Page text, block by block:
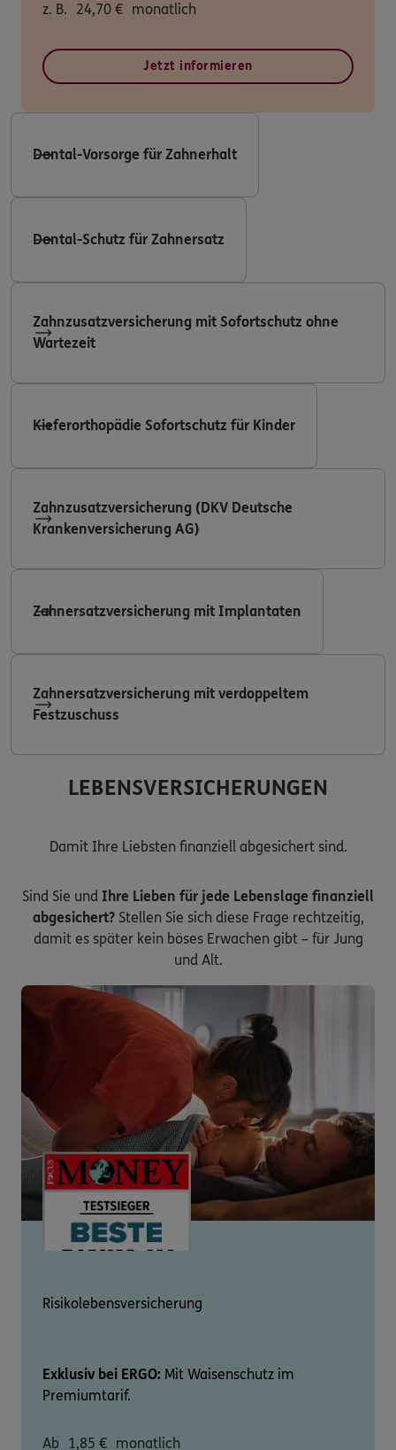
z. B. 24,70 € monatlich
Jetzt informieren
Dental-Vorsorge für Zahnerhalt
Dental-Schutz für Zahnersatz
Zahnzusatzversicherung mit Sofortschutz ohne
Wartezeit
Kieferorthopädie Sofortschutz für Kinder
Zahnzusatzversicherung (DKV Deutsche
Krankenversicherung AG)
Zahnersatzversicherung mit Implantaten
Zahnersatzversicherung mit verdoppeltem
Festzuschuss
LEBENSVERSICHERUNGEN
Damit Ihre Liebsten finanziell abgesichert sind.
Sind Sie und Ihre Lieben für jede Lebenslage finanziell
abgesichert?Stellen Sie sich diese Frage rechtzeitig,
damit es später kein böses Erwachen gibt – für Jung
und Alt.
Risikolebensversicherung
Exklusiv bei ERGO: Mit Waisenschutz im
Premiumtarif.
Ab 1,85 € monatlich